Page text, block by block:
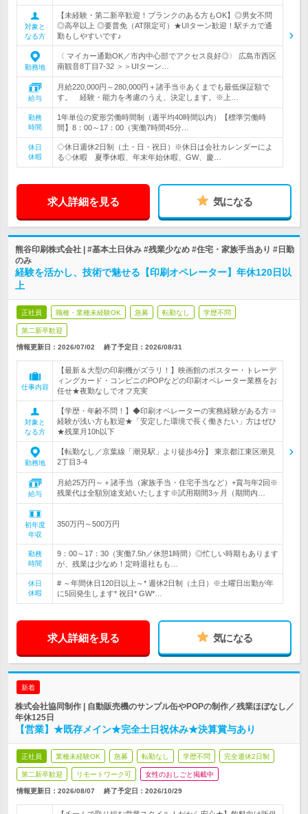
対象と
なる方
【未経験・第二新卒歓迎！ブランクのある方もOK】◎男女不問
◎高卒以上 ◎要普免（AT限定可）★UIターン歓迎！駅チカで通
勤もしやすいです♪
勤務地
〈 マイカー通勤OK／市内中心部でアクセス良好◎〉 広島市西区
南観音8丁目7-32 ＞＞UIターン…
給与
月給220,000円～280,000円＋諸手当※あくまでも最低保証額で
す。 経験・能力を考慮のうえ、決定します。※上…
勤務
時間
1年単位の変形労働時間制（週平均40時間以内）【標準労働時
間】8：00～17：00（実働7時間45分…
休日
休暇
◇休日週休2日制（土・日・祝日）※休日は会社カレンダーによ
る◇休暇 夏季休暇、年末年始休暇、GW、慶…
求人詳細を見る 気になる
熊谷印刷株式会社 | #基本土日休み #残業少なめ #住宅・家族手当あり #日勤
のみ
経験を活かし、技術で魅せる【印刷オペレーター】年休120日以
上
正社員 職種・業種未経験OK 急募 転勤なし 学歴不問
第二新卒歓迎
情報更新日：2026/07/02 終了予定日： 2026/08/31
仕事内容
【最新＆大型の印刷機がズラリ！】映画館のポスター・トレーデ
ィングカード・コンビニのPOPなどの印刷オペレーター業務をお
任せ★夜勤なしでオフ充実
対象と
なる方
【学歴・年齢不問！】◆印刷オペレーターの実務経験がある方⇒
経験が浅い方も歓迎★「安定した環境で長く働きたい」方はぜひ
★残業月10h以下
勤務地
【転勤なし／京葉線「潮見駅」より徒歩4分】 東京都江東区潮見
2丁目3-4
給与
月給25万円～＋諸手当（家族手当・住宅手当など）+賞与年2回※
残業代は全額別途支給いたします※試用期間3ヶ月（期間内…
初年度
年収
350万円～500万円
勤務
時間
9：00～17：30（実働7.5h／休憩1時間）◎忙しい時期もあります
が、残業は少なめ！定時退社もも…
休日
休暇
# ～年間休日120日以上～* 週休2日制（土日）※土曜日出勤が年
に5回発生します* 祝日* GW*…
求人詳細を見る 気になる
新着
株式会社協同制作 | 自動販売機のサンプル缶やPOPの制作／残業ほぼなし／
年休125日
【営業】★既存メイン★完全土日祝休み★決算賞与あり
正社員 業種未経験OK 急募 転勤なし 学歴不問 完全週休2日制
第二新卒歓迎 リモートワーク可 女性のおしごと掲載中
情報更新日：2026/08/07 終了予定日： 2026/10/29